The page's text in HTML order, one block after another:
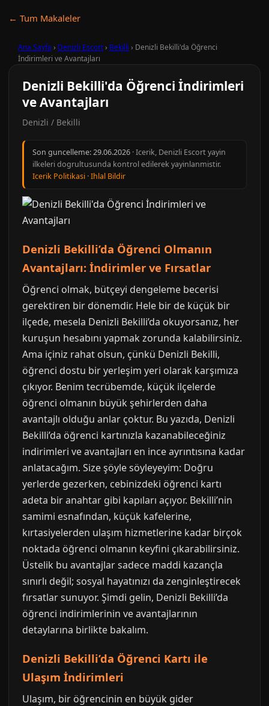
← Tum Makaleler
Ana Sayfa › Denizli Escort› Bekilli › Denizli Bekilli'da Öğrenci
İndirimleri ve Avantajları
Denizli Bekilli'da Öğrenci İndirimleri
ve Avantajları
Denizli / Bekilli
Son guncelleme:29.06.2026 · Icerik, Denizli Escort yayin
ilkeleri dogrultusunda kontrol edilerek yayinlanmistir.
Icerik Politikasi ·Ihlal Bildir
Denizli Bekilli’da Öğrenci Olmanın
Avantajları: İndirimler ve Fırsatlar
Öğrenci olmak, bütçeyi dengeleme becerisi
gerektiren bir dönemdir. Hele bir de küçük bir
ilçede, mesela Denizli Bekilli’da okuyorsanız, her
kuruşun hesabını yapmak zorunda kalabilirsiniz.
Ama içiniz rahat olsun, çünkü Denizli Bekilli,
öğrenci dostu bir yerleşim yeri olarak karşımıza
çıkıyor. Benim tecrübemde, küçük ilçelerde
öğrenci olmanın büyük şehirlerden daha
avantajlı olduğu anlar çoktur. Bu yazıda, Denizli
Bekilli’da öğrenci kartınızla kazanabileceğiniz
indirimleri ve avantajları en ince ayrıntısına kadar
anlatacağım. Size şöyle söyleyeyim: Doğru
yerlerde gezerken, cebinizdeki öğrenci kartı
adeta bir anahtar gibi kapıları açıyor. Bekilli’nin
samimi esnafından, küçük kafelerine,
kırtasiyelerden ulaşım hizmetlerine kadar birçok
noktada öğrenci olmanın keyfini çıkarabilirsiniz.
Üstelik bu avantajlar sadece maddi kazançla
sınırlı değil; sosyal hayatınızı da zenginleştirecek
fırsatlar sunuyor. Şimdi gelin, Denizli Bekilli’da
öğrenci indirimlerinin ve avantajlarının
detaylarına birlikte bakalım.
Denizli Bekilli’da Öğrenci Kartı ile
Ulaşım İndirimleri
Ulaşım, bir öğrencinin en büyük gider